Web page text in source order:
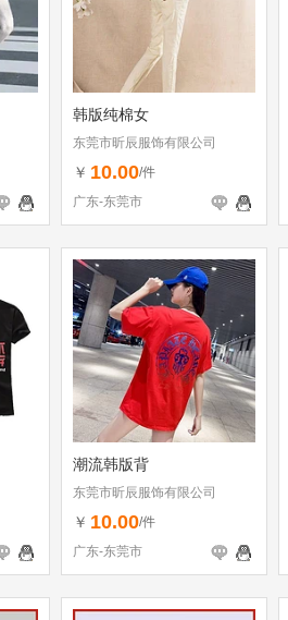
韩版纯棉女
东莞市昕辰服饰有限公司
￥ 10.00/件
广东-东莞市
潮流韩版背
东莞市昕辰服饰有限公司
￥ 10.00/件
广东-东莞市